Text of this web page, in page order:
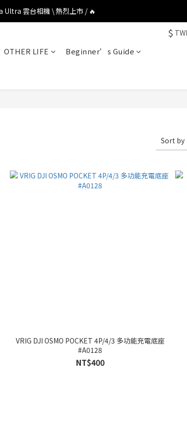
4P 口袋相機 \ 熱烈上市 / 🔥
Ultra 雲台相機 \ 熱烈上市 / 🔥
4P 口袋相機 \ 熱烈上市 / 🔥
$
OTHER LIFE
Beginner’s Guide
Sort by
VRIG DJI OSMO POCKET 4P/4/3 多功能充電底座
#A0128
NT$400